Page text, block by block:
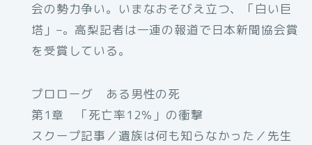
会の勢力争い。いまなおそびえ立つ、「白い巨
塔」–。高梨記者は一連の報道で日本新聞協会賞
を受賞している。
プロローグ ある男性の死
第1章 「死亡率12％」の衝撃
スクープ記事／遺族は何も知らなかった／先生